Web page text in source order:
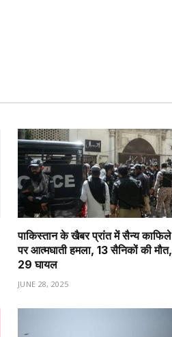
पाकिस्तान के खैबर प्रांत में सैन्य काफिले
पर आत्मघाती हमला, 13 सैनिकों की मौत,
29 घायल
JUNE 28, 2025